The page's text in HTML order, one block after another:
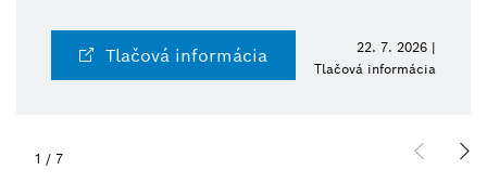
Tlačová informácia
22. 7. 2026 |
Tlačová informácia
1 / 7